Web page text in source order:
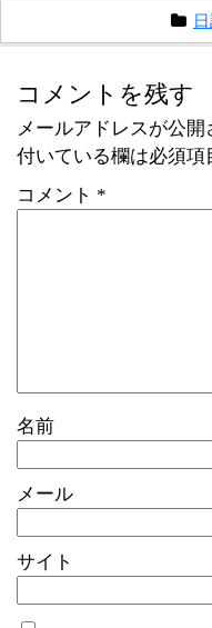
コメントを残す
メールアドレスが公開
付いている欄は必須項
コメント *
名前
メール
サイト